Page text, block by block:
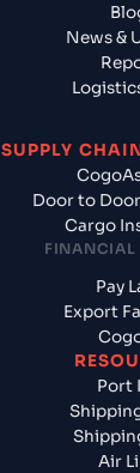
News &
SUPPLY
Door to
Cargo
FINANCIAL
Pay
Export
Port
Air